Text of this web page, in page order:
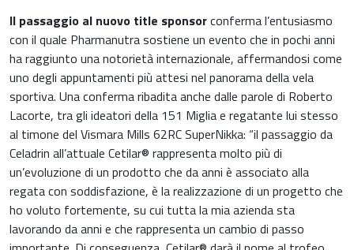
Oncologia
Medicina Interna, Geriatria e Reumatologia
Nutrizione e Metabolismo
Ortopedia e Traumatologia
Pediatria
Minerali e vitamine
Muscoli e articolazioni
News & Eventi
Nutrizione sportiva
Prodotti oftalmici
Riposo notturno
Il passaggio al nuovo title sponsorconferma l’entusiasmo
con il quale Pharmanutra sostiene un evento che in pochi anni
ha raggiunto una notorietà internazionale, affermandosi come
uno degli appuntamenti più attesi nel panorama della vela
sportiva. Una conferma ribadita anche dalle parole di Roberto
Lacorte, tra gli ideatori della 151 Miglia e regatante lui stesso
al timone del Vismara Mills 62RC SuperNikka: “il passaggio da
Celadrin all’attuale Cetilar® rappresenta molto più di
un’evoluzione di un prodotto che da anni è associato alla
regata con soddisfazione, è la realizzazione di un progetto che
ho voluto fortemente, su cui tutta la mia azienda sta
lavorando da anni e che rappresenta un cambio di passo